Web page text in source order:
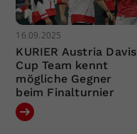
16.09.2025
KURIER Austria Davis
Cup Team kennt
mögliche Gegner
beim Finalturnier